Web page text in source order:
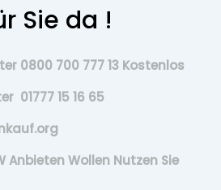
Sie da !
0800 700 777 13 Kostenlos
01777 15 16 65
Anbieten Wollen Nutzen Sie